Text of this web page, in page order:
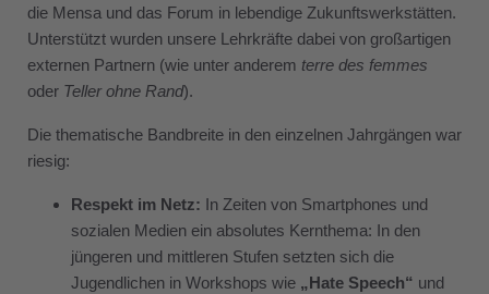
die Mensa und das Forum in lebendige Zukunftswerkstätten.
Unterstützt wurden unsere Lehrkräfte dabei von großartigen
externen Partnern (wie unter anderem terre des femmes
oder Teller ohne Rand).
Die thematische Bandbreite in den einzelnen Jahrgängen war
riesig:
Respekt im Netz: In Zeiten von Smartphones und
sozialen Medien ein absolutes Kernthema: In den
jüngeren und mittleren Stufen setzten sich die
Jugendlichen in Workshops wie „Hate Speech“ und